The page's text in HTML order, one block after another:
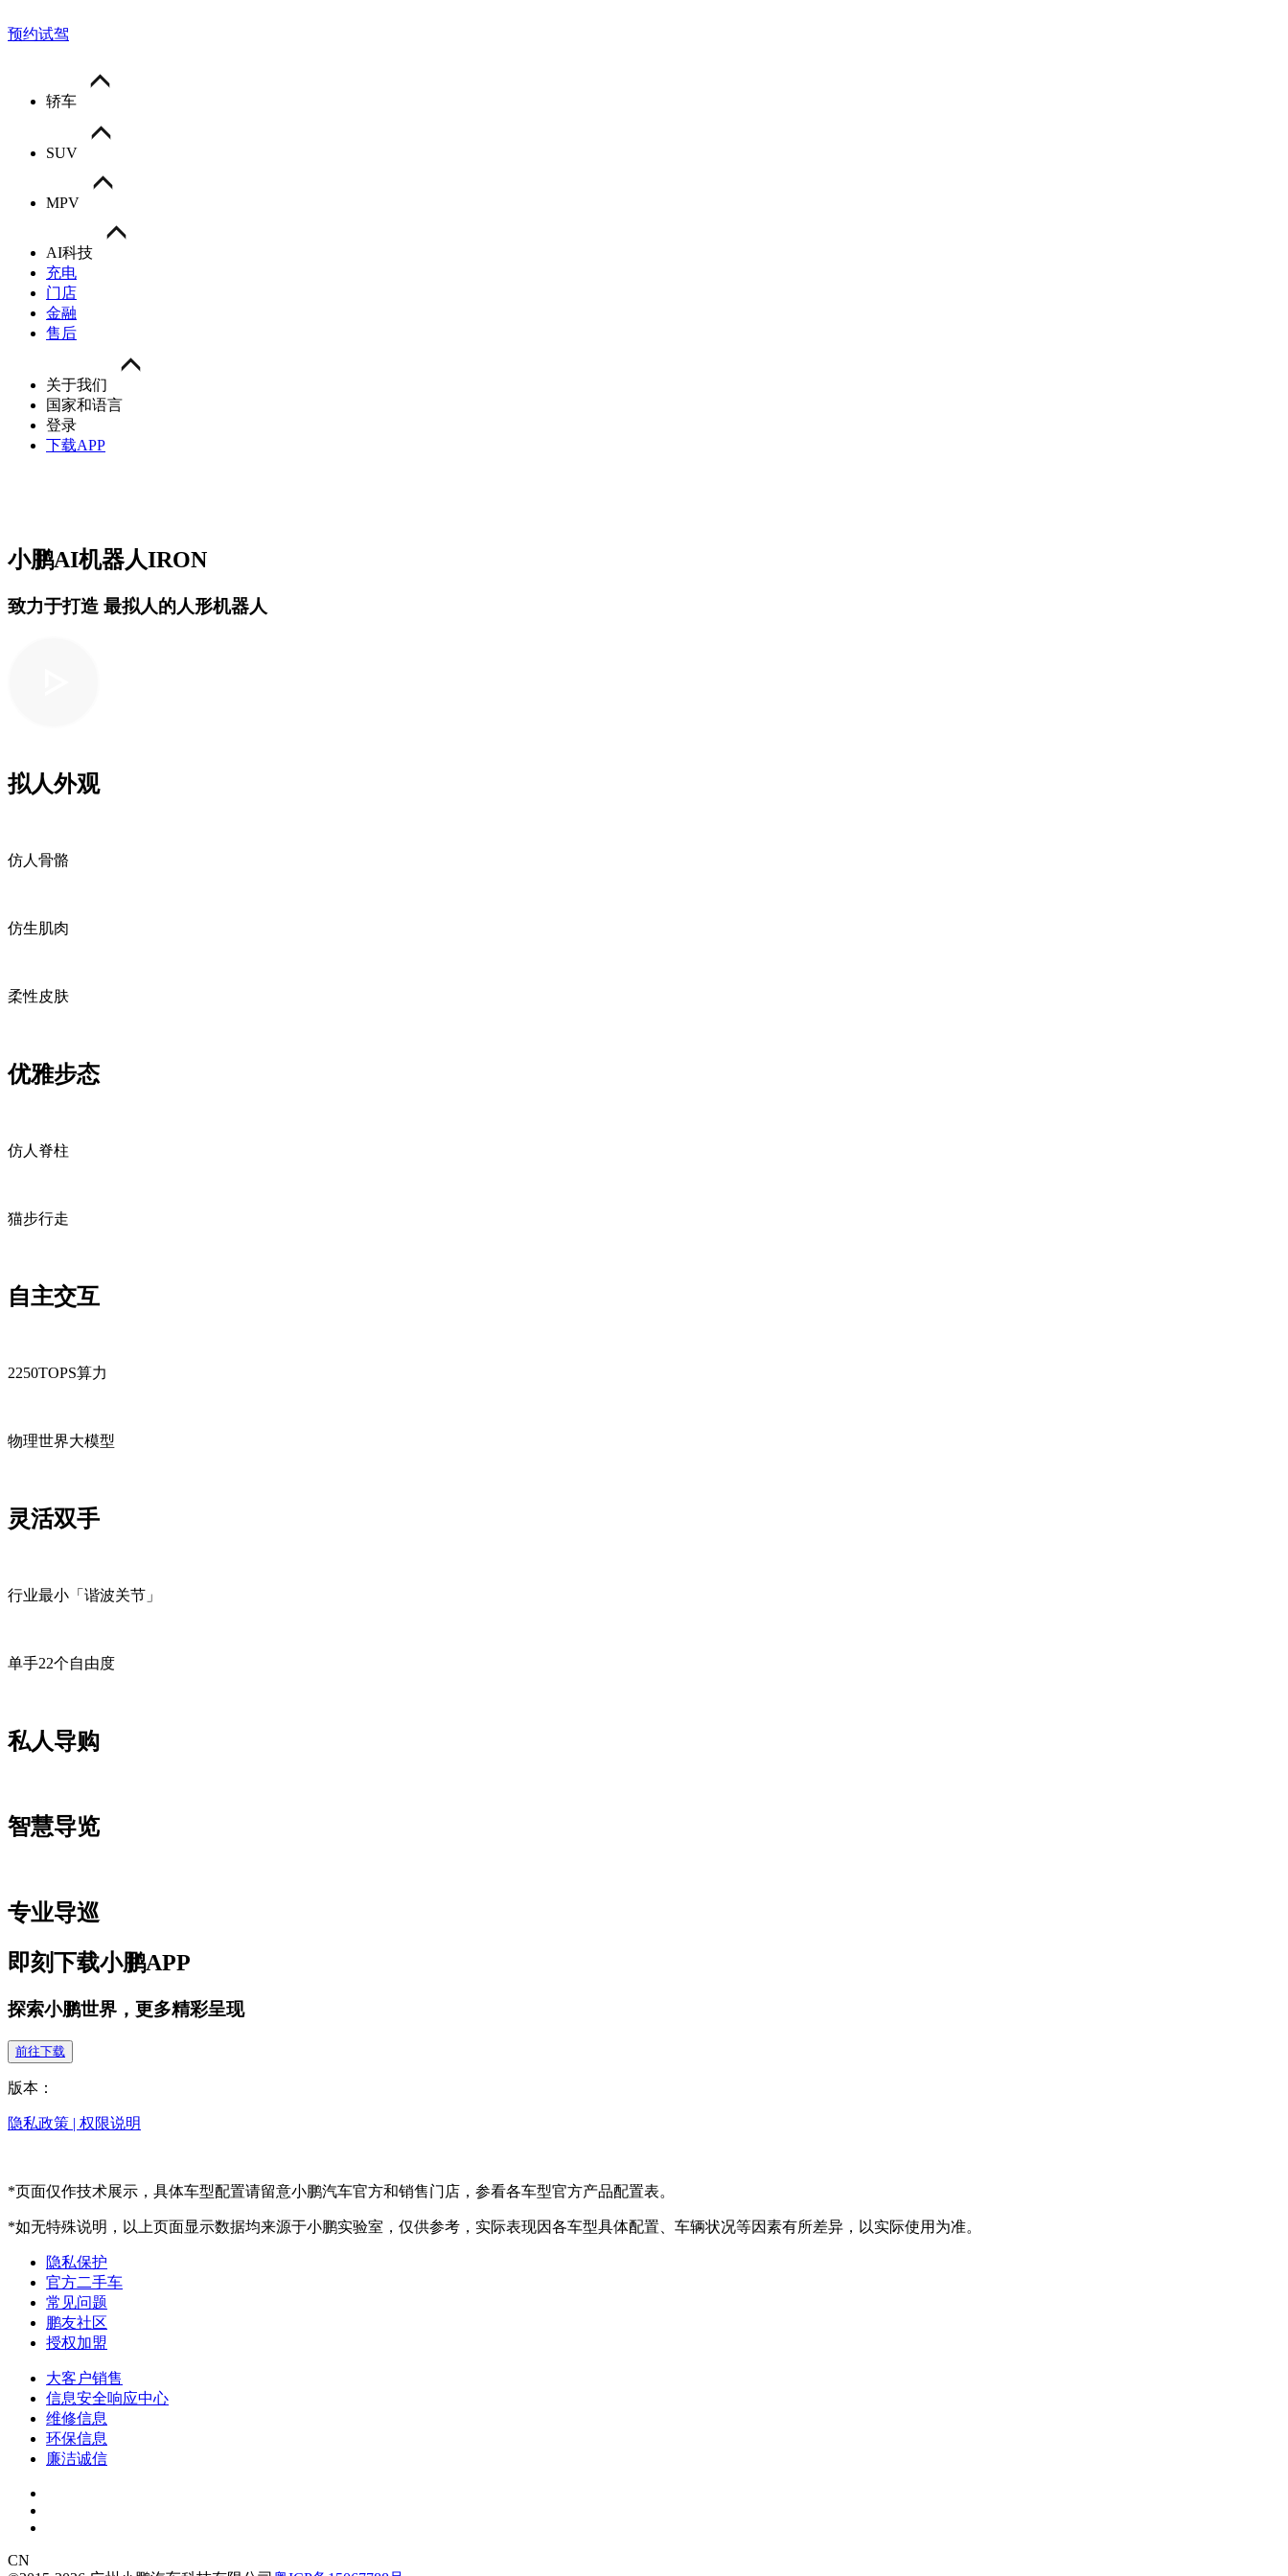
预约试驾
轿车
SUV
MPV
AI科技
充电
门店
金融
售后
关于我们
国家和语言
登录
下载APP
小鹏AI机器人IRON
致力于打造 最拟人的人形机器人
拟人外观
仿人骨骼
仿生肌肉
柔性皮肤
优雅步态
仿人脊柱
猫步行走
自主交互
2250TOPS算力
物理世界大模型
灵活双手
行业最小「谐波关节」
单手22个自由度
私人导购
智慧导览
专业导巡
即刻下载小鹏APP
探索小鹏世界，更多精彩呈现
前往下载
版本：
隐私政策 | 权限说明
*页面仅作技术展示，具体车型配置请留意小鹏汽车官方和销售门店，参看各车型官方产品配置表。
*如无特殊说明，以上页面显示数据均来源于小鹏实验室，仅供参考，实际表现因各车型具体配置、车辆状况等因素有所差异，以实际使用为准。
隐私保护
官方二手车
常见问题
鹏友社区
授权加盟
大客户销售
信息安全响应中心
维修信息
环保信息
廉洁诚信
CN